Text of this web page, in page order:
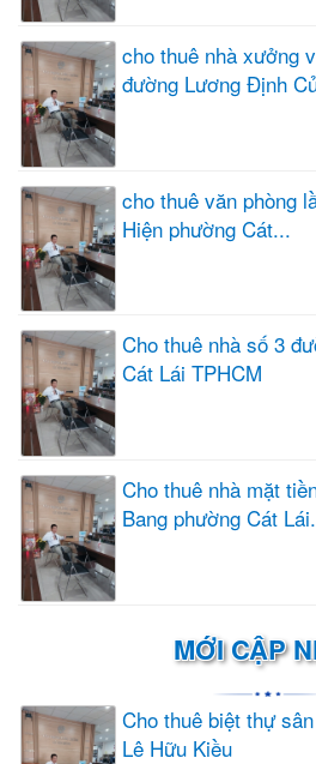
cho thuê nhà xưởng
đường Lương Định
cho thuê văn phòng
Hiện phường Cát...
Cho thuê nhà số 3
Cát Lái TPHCM
Cho thuê nhà mặt
Bang phường Cát
MỚI CẬP
Cho thuê biệt thự
Lê Hữu Kiều